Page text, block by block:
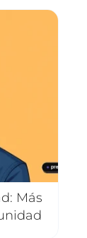
Más